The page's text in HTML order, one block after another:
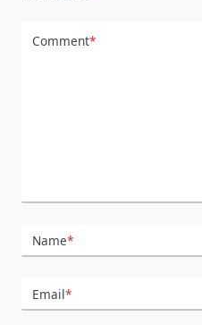
Comment*
Name*
Email*